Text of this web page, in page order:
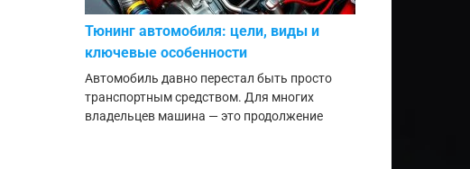
Тюнинг автомобиля: цели, виды и
ключевые особенности
Автомобиль давно перестал быть просто
транспортным средством. Для многих
владельцев машина — это продолжение